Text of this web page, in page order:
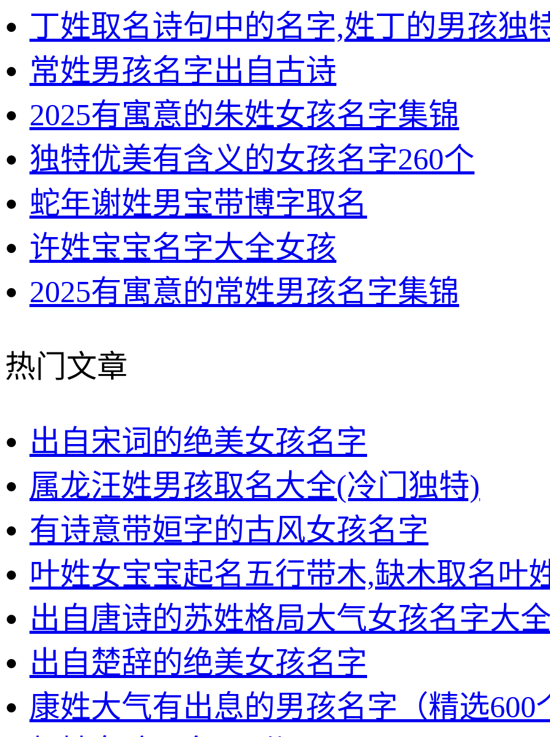
丁姓取名诗句中的名字,姓丁的男孩独
常姓男孩名字出自古诗
2025有寓意的朱姓女孩名字集锦
独特优美有含义的女孩名字260个
蛇年谢姓男宝带博字取名
许姓宝宝名字大全女孩
2025有寓意的常姓男孩名字集锦
热门文章
出自宋词的绝美女孩名字
属龙汪姓男孩取名大全(冷门独特)
有诗意带姮字的古风女孩名字
叶姓女宝宝起名五行带木,缺木取名叶
出自唐诗的苏姓格局大气女孩名字大
出自楚辞的绝美女孩名字
康姓大气有出息的男孩名字（精选600